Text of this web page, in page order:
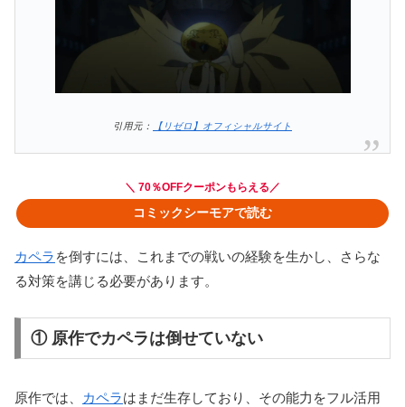
引用元： 【リゼロ】オフィシャルサイト
＼ 70％OFFクーポンもらえる／
コミックシーモアで読む
カペラ を倒すには、これまでの戦いの経験を生かし、さらな
る対策を講じる必要があります。
① 原作でカペラは倒せていない
原作では、 カペラはまだ生存しており、その能力をフル活用